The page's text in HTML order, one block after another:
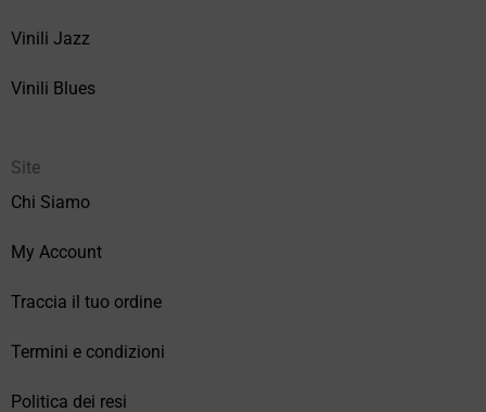
Vinili Jazz
Vinili Blues
Site
Chi Siamo
My Account
Traccia il tuo ordine
Termini e condizioni
Politica dei resi